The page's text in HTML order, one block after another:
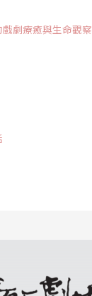
劇療癒與生命觀察